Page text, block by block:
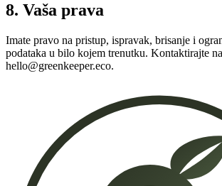
8. Vaša prava
Imate pravo na pristup, ispravak, brisanje i
podataka u bilo kojem trenutku. Kontaktirajte
hello@greenkeeper.eco.